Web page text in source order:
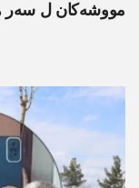
مووشەکان ل سەر